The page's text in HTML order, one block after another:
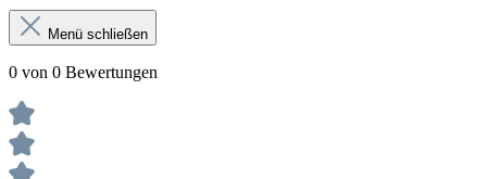
Menü schließen
0 von 0 Bewertungen